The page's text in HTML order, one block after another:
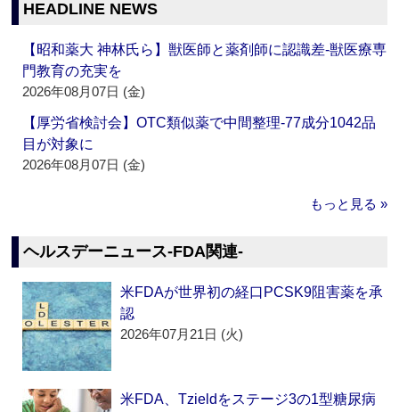
HEADLINE NEWS
【昭和薬大 神林氏ら】獣医師と薬剤師に認識差‐獣医療専
門教育の充実を
2026年08月07日 (金)
【厚労省検討会】OTC類似薬で中間整理‐77成分1042品
目が対象に
2026年08月07日 (金)
もっと見る »
ヘルスデーニュース‐FDA関連‐
米FDAが世界初の経口PCSK9阻害薬を承
認
2026年07月21日 (火)
米FDA、Tzieldをステージ3の1型糖尿病